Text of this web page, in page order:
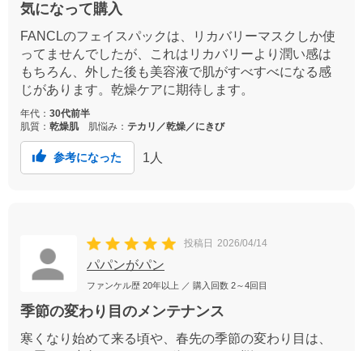
気になって購入
FANCLのフェイスパックは、リカバリーマスクしか使
ってませんでしたが、これはリカバリーより潤い感は
もちろん、外した後も美容液で肌がすべすべになる感
じがあります。乾燥ケアに期待します。
年代： 30代前半
肌質： 乾燥肌 肌悩み： テカリ／乾燥／にきび
参考になった 1 人
投稿日 2026/04/14
パパンがパン
ファンケル歴 20年以上 ／ 購入回数 2～4回目
季節の変わり目のメンテナンス
寒くなり始めて来る頃や、春先の季節の変わり目は、